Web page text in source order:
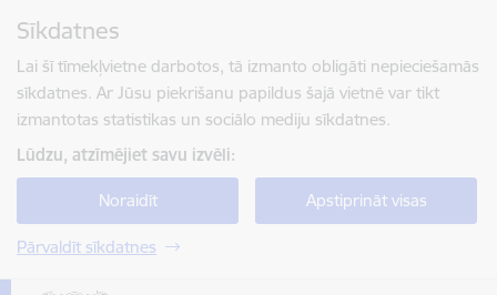
Sīkdatnes
Lai šī tīmekļvietne darbotos, tā izmanto obligāti nepieciešamās
sīkdatnes. Ar Jūsu piekrišanu papildus šajā vietnē var tikt
izmantotas statistikas un sociālo mediju sīkdatnes.
Lūdzu, atzīmējiet savu izvēli:
Noraidīt Apstiprināt visas
Pārvaldīt sīkdatnes